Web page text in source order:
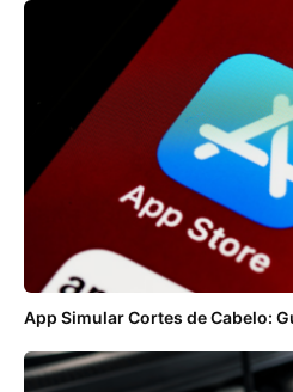
App Simular Cortes de Cabelo: